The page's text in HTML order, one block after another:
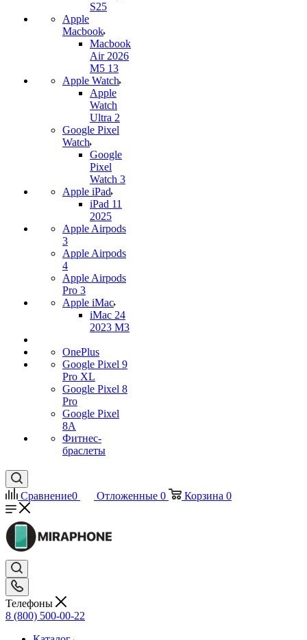
S25
Apple
Macbook
Macbook
Air 2026
M5 13
Apple Watch
Apple
Watch
Ultra 2
Google Pixel
Watch
Google
Pixel
Watch 3
Apple iPad
iPad 11
2025
Apple Airpods
3
Apple Airpods
4
Apple Airpods
Pro 3
Apple iMac
iMac 24
2023 M3
OnePlus
Google Pixel 9
Pro XL
Google Pixel 8
Pro
Google Pixel
8A
Фитнес-
браслеты
Сравнение0 Отложенные 0 Корзина 0
Телефоны
8 (800) 500-00-22